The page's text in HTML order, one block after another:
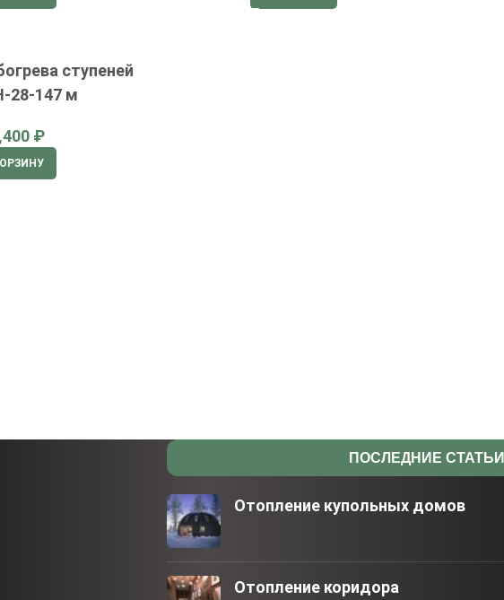
ступеней
28-147 м
₽
ПОСЛЕДНИЕ СТАТЬИ
Отопление купольных домов
Отопление коридора